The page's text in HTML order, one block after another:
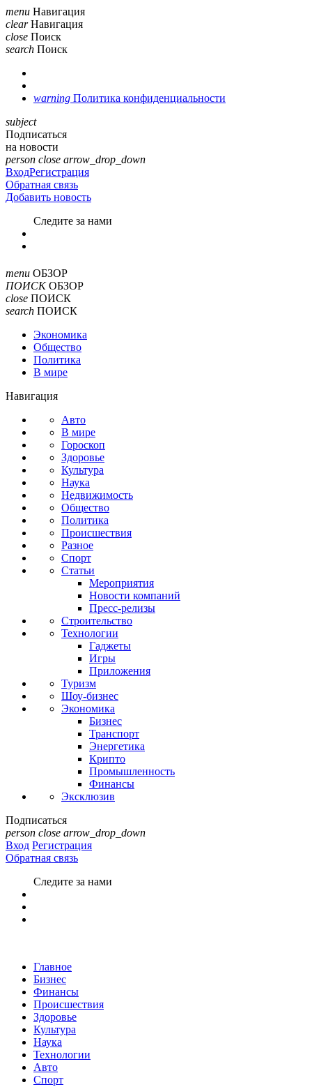
menu Навигация
clear Навигация
close Поиск
search Поиск
warning Политика конфиденциальности
subject
Подписаться
на новости
person close arrow_drop_down
ВходРегистрация
Обратная связь
Добавить новость
Cледите за нами
menu ОБЗОР
ПОИСК ОБЗОР
close ПОИСК
search ПОИСК
Экономика
Общество
Политика
В мире
Навигация
Авто
В мире
Гороскоп
Здоровье
Культура
Наука
Недвижимость
Общество
Политика
Происшествия
Разное
Спорт
Статьи
Мероприятия
Новости компаний
Пресс-релизы
Строительство
Технологии
Гаджеты
Игры
Приложения
Туризм
Шоу-бизнес
Экономика
Бизнес
Транспорт
Энергетика
Крипто
Промышленность
Финансы
Эксклюзив
Подписаться
person close arrow_drop_down
Вход Регистрация
Обратная связь
Следите за нами
Главное
Бизнес
Финансы
Происшествия
Здоровье
Культура
Наука
Технологии
Авто
Спорт